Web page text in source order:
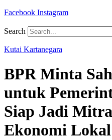
Facebook Instagram
Search
Kutai Kartanegara
BPR Minta
untuk
Siap Jadi
Ekonomi Lokal